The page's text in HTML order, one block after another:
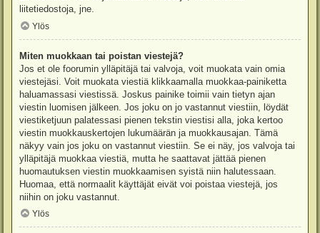
liitetiedostoja, jne.
Ylös
Miten muokkaan tai poistan viestejä?
Jos et ole foorumin ylläpitäjä tai valvoja, voit muokata vain omia
viestejäsi. Voit muokata viestiä klikkaamalla muokkaa-painiketta
haluamassasi viestissä. Joskus painike toimii vain tietyn ajan
viestin luomisen jälkeen. Jos joku on jo vastannut viestiin, löydät
viestiketjuun palatessasi pienen tekstin viestisi alla, joka kertoo
viestin muokkauskertojen lukumäärän ja muokkausajan. Tämä
näkyy vain jos joku on vastannut viestiin. Se ei näy, jos valvoja tai
ylläpitäjä muokkaa viestiä, mutta he saattavat jättää pienen
huomautuksen viestin muokkaamisen syistä niin halutessaan.
Huomaa, että normaalit käyttäjät eivät voi poistaa viestejä, jos
niihin on joku vastannut.
Ylös